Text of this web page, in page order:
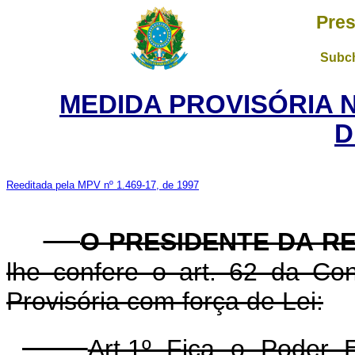
MEDIDA PROVISÓRIA
Reeditada pela MPV nº 1.469-17, de 1997
O PRESIDENTE DA
lhe confere o art. 62 da
Provisória com força de Lei:
Art.1º Fica o Poder